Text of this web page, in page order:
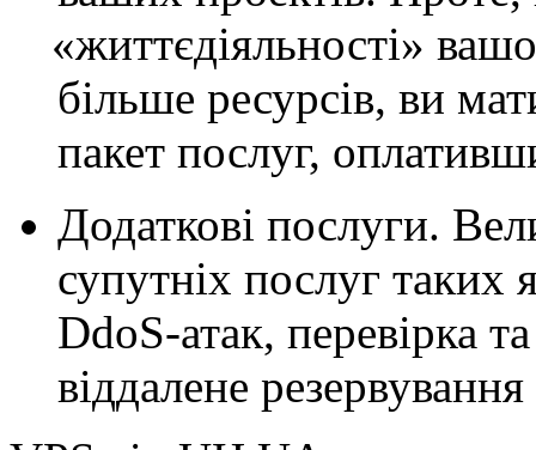
«життєдіяльності»
більше ресурсів, ви
пакет послуг,
Додаткові послуги.
супутніх послуг таких
DdoS-атак, перевірка
віддалене